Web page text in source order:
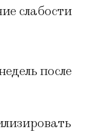
слабости
после